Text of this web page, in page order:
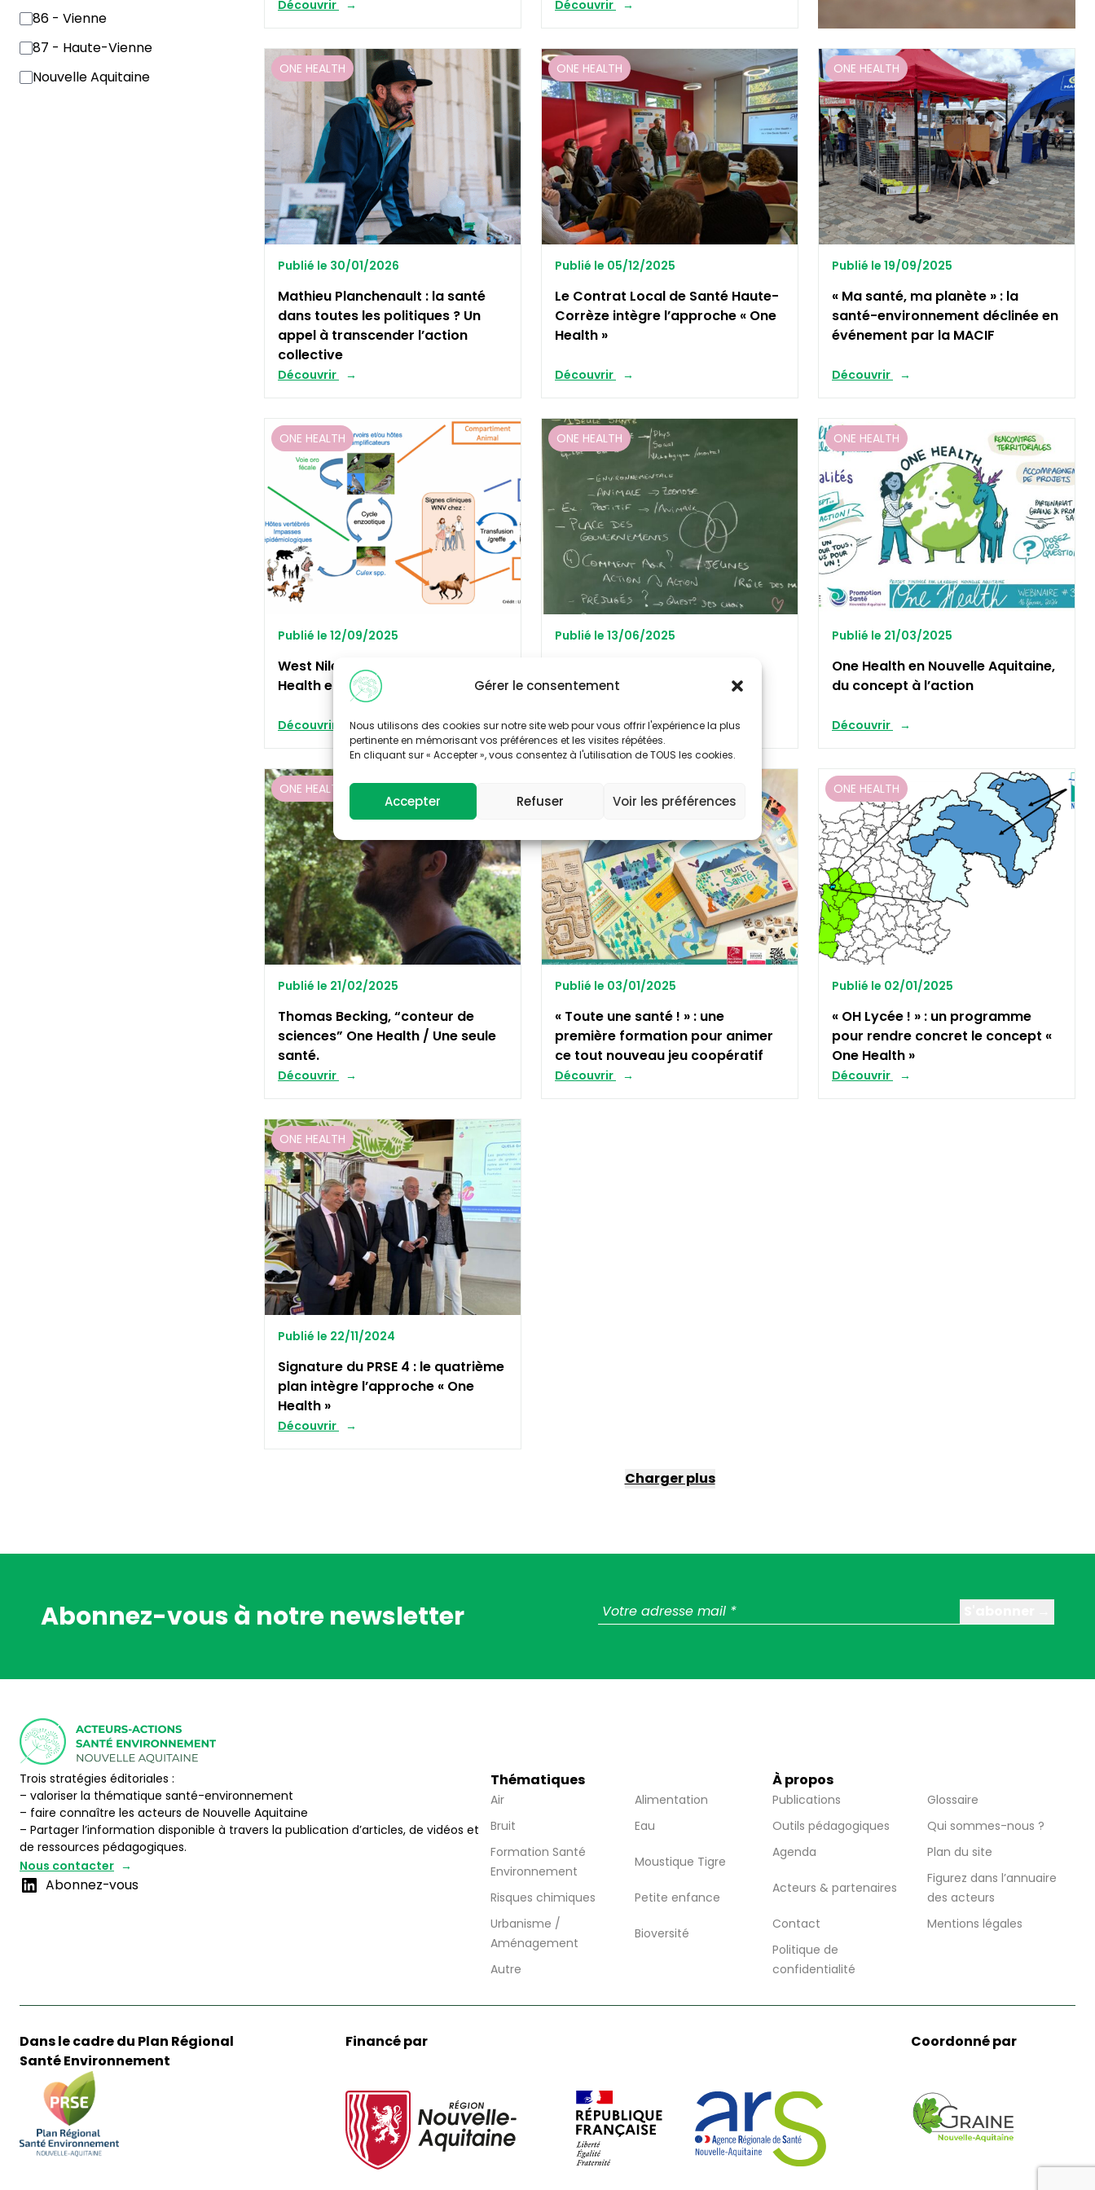
Gérer le consentement
Nous utilisons des cookies sur notre site web pour vous offrir l'expérience la plus
pertinente en mémorisant vos préférences et les visites répétées.
En cliquant sur « Accepter », vous consentez à l'utilisation de TOUS les cookies.
Accepter Refuser Voir les préférences
86 - Vienne
87 - Haute-Vienne
Nouvelle Aquitaine
Découvrir Découvrir
ONE HEALTH
Publié le 30/01/2026
Mathieu Planchenault : la santé
dans toutes les politiques ? Un
appel à transcender l’action
collective
Découvrir
ONE HEALTH
Publié le 05/12/2025
Le Contrat Local de Santé Haute-
Corrèze intègre l’approche « One
Health »
Découvrir
ONE HEALTH
Publié le 19/09/2025
« Ma santé, ma planète » : la
santé-environnement déclinée en
événement par la MACIF
Découvrir
ONE HEALTH
Publié le 12/09/2025
West Nile : une démarche One
Health en action
Découvrir
ONE HEALTH
Publié le 13/06/2025
s’emparent du concept « One
Découvrir
ONE HEALTH
Publié le 21/03/2025
One Health en Nouvelle Aquitaine,
du concept à l’action
Découvrir
ONE HEALTH
Publié le 21/02/2025
Thomas Becking, “conteur de
sciences” One Health / Une seule
santé.
Découvrir
Publié le 03/01/2025
« Toute une santé ! » : une
première formation pour animer
ce tout nouveau jeu coopératif
Découvrir
ONE HEALTH
Publié le 02/01/2025
« OH Lycée ! » : un programme
pour rendre concret le concept «
One Health »
Découvrir
ONE HEALTH
Publié le 22/11/2024
Signature du PRSE 4 : le quatrième
plan intègre l’approche « One
Health »
Découvrir
Charger plus
Abonnez-vous à notre newsletter
Trois stratégies éditoriales :
– valoriser la thématique santé-environnement
– faire connaître les acteurs de Nouvelle Aquitaine
– Partager l’information disponible à travers la publication d’articles, de vidéos et
de ressources pédagogiques.
Nous contacter
Abonnez-vous
Thématiques
Air
Alimentation
Bruit
Eau
Formation Santé
Environnement
Moustique Tigre
Risques chimiques
Petite enfance
Urbanisme /
Aménagement
Bioversité
Autre
À propos
Publications
Glossaire
Outils pédagogiques
Qui sommes-nous ?
Agenda
Plan du site
Acteurs & partenaires
Figurez dans l’annuaire
des acteurs
Contact
Mentions légales
Politique de
confidentialité
Dans le cadre du Plan Régional
Santé Environnement
Financé par Coordonné par